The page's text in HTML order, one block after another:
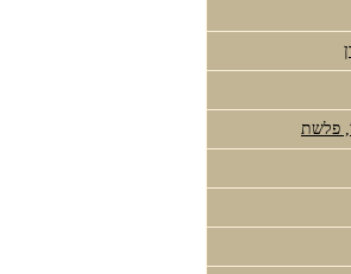
פלשת